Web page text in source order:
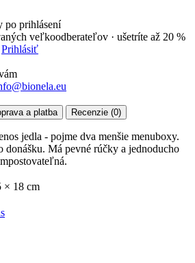
po prihlásení
veľkoodberateľov · ušetríte až 20 %
Prihlásiť
a platba Recenzie (0)
jedla - pojme dva menšie menuboxy.
donášku. Má pevné rúčky a jednoducho
× 18 cm